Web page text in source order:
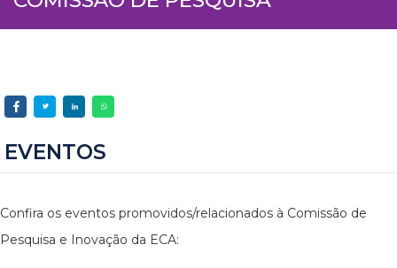
EVENTOS
Confira os eventos promovidos/relacionados à Comissão de
Pesquisa e Inovação da ECA: